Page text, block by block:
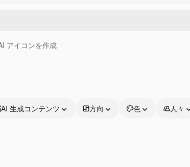
アイコンを作成
AI 生成コンテンツ 方向 色 人々